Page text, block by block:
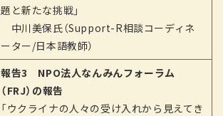
題と新たな挑戦」
中川美保氏（Support-R相談コーディネ
ーター/日本語教師）
報告3 NPO法人なんみんフォーラム
（FRJ）の報告
「ウクライナの人々の受け入れから見えてき